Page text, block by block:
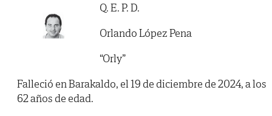
Q. E. P. D.
Orlando López Pena
“Orly”
Falleció en Barakaldo, el 19 de diciembre de 2024, a los
62 años de edad.